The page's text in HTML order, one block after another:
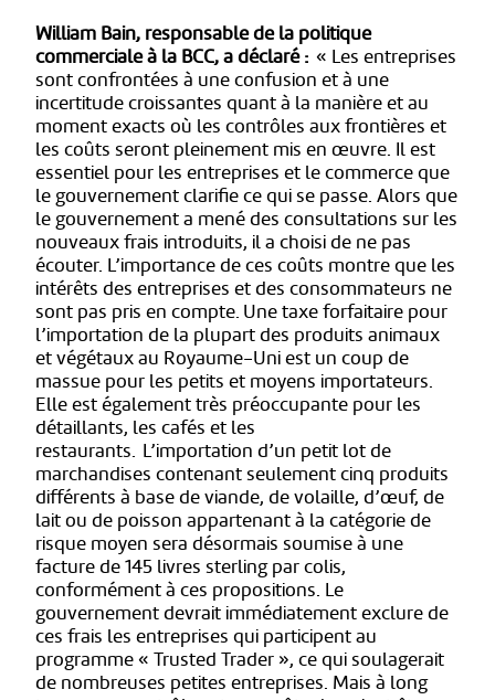
William Bain, responsable de la politique
commerciale à la BCC, a déclaré : « Les entreprises
sont confrontées à une confusion et à une
incertitude croissantes quant à la manière et au
moment exacts où les contrôles aux frontières et
les coûts seront pleinement mis en œuvre. Il est
essentiel pour les entreprises et le commerce que
le gouvernement clarifie ce qui se passe. Alors que
le gouvernement a mené des consultations sur les
nouveaux frais introduits, il a choisi de ne pas
écouter. L’importance de ces coûts montre que les
intérêts des entreprises et des consommateurs ne
sont pas pris en compte. Une taxe forfaitaire pour
l’importation de la plupart des produits animaux
et végétaux au Royaume-Uni est un coup de
massue pour les petits et moyens importateurs.
Elle est également très préoccupante pour les
détaillants, les cafés et les
restaurants. L’importation d’un petit lot de
marchandises contenant seulement cinq produits
différents à base de viande, de volaille, d’œuf, de
lait ou de poisson appartenant à la catégorie de
risque moyen sera désormais soumise à une
facture de 145 livres sterling par colis,
conformément à ces propositions. Le
gouvernement devrait immédiatement exclure de
ces frais les entreprises qui participent au
programme « Trusted Trader », ce qui soulagerait
de nombreuses petites entreprises. Mais à long